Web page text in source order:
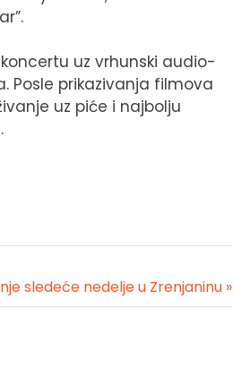
uz vrhunski audio-
Posle prikazivanja filmova
uz piće i najbolju
sledeće nedelje u Zrenjaninu »